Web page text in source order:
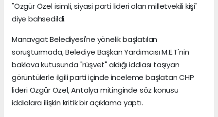
"Özgür Özel isimli, siyasi parti lideri olan milletvekili kişi"
diye bahsedildi.
Manavgat Belediyesi'ne yönelik başlatılan
soruşturmada, Belediye Başkan Yardımcısı M.E.T'nin
baklava kutusunda "rüşvet" aldığı iddiası taşıyan
görüntülerle ilgili parti içinde inceleme başlatan CHP
lideri Özgür Özel, Antalya mitinginde söz konusu
iddialara ilişkin kritik bir açıklama yaptı.